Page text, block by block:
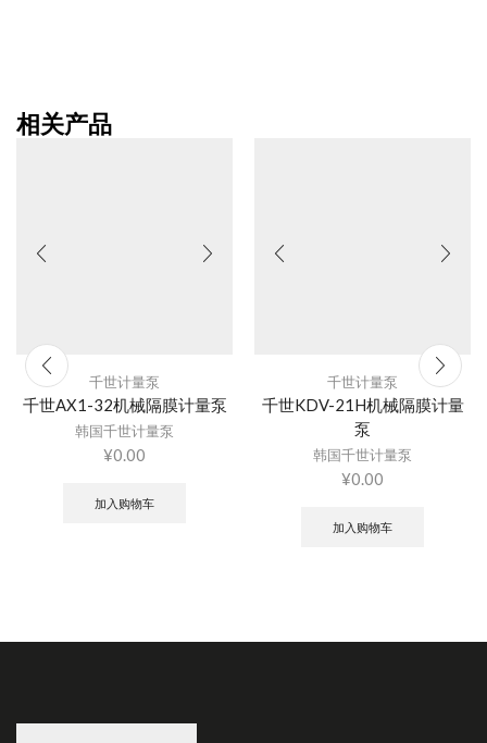
相关产品
千世计量泵
千世AX1-32机械隔膜计量泵
韩国千世计量泵
¥0.00
加入购物车
千世计量泵
千世KDV-21H机械隔膜计量
泵
韩国千世计量泵
¥0.00
加入购物车